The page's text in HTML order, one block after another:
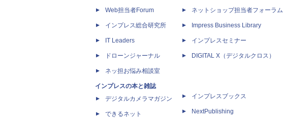
Web担当者Forum
インプレス総合研究所
IT Leaders
ドローンジャーナル
ネッ担お悩み相談室
インプレスの本と雑誌
デジタルカメラマガジン
できるネット
ネットショップ担当者フォーラム
Impress Business Library
インプレスセミナー
DIGITAL X（デジタルクロス）
インプレスブックス
NextPublishing